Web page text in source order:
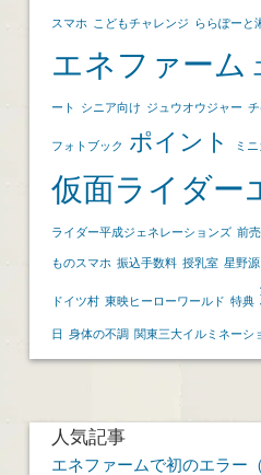
スマホ こどもチャレンジ ららぽーと
エネファーム
ート シニア向け ジュウオウジャー
フォトブック ポイント ミ
仮面ライダー
ライダー平成ジェネレーションズ 前
ものスマホ 振込手数料 授乳室 星野源
ドイツ村 東映ヒーローワールド 特典
日 身体の不調 関東三大イルミネーシ
人気記事
エネファームで初のエラー